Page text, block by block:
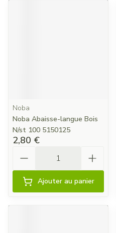
Noba
Noba Abaisse-langue Bois
N/st 100 5150125
2,80 €
Ajouter au panier